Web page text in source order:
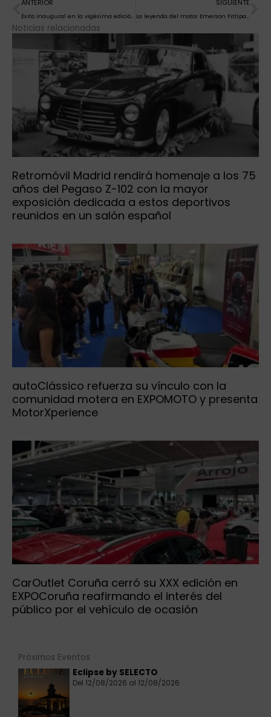
ANTERIOR
Éxito inaugural en la vigésima edición de autoClássico Porto
SIGUIENTE
La leyenda del motor Emerson Fittipaldi a un paso de Vigo este fin de semana
Noticias relacionadas
Retromóvil Madrid rendirá homenaje a los 75
años del Pegaso Z-102 con la mayor
exposición dedicada a estos deportivos
reunidos en un salón español
autoClássico refuerza su vínculo con la
comunidad motera en EXPOMOTO y presenta
MotorXperience
CarOutlet Coruña cerró su XXX edición en
EXPOCoruña reafirmando el interés del
público por el vehículo de ocasión
Próximos Eventos
Eclipse by SELECTO
Del 12/08/2026 al 12/08/2026